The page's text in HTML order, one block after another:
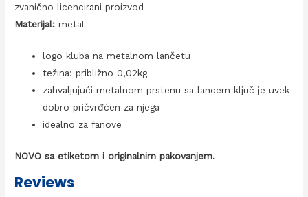
zvanično licencirani proizvod
Materijal: metal
logo kluba na metalnom lančetu
težina: približno 0,02kg
zahvaljujući metalnom prstenu sa lancem ključ je uvek
dobro pričvrđćen za njega
idealno za fanove
NOVO sa etiketom i originalnim pakovanjem.
Reviews